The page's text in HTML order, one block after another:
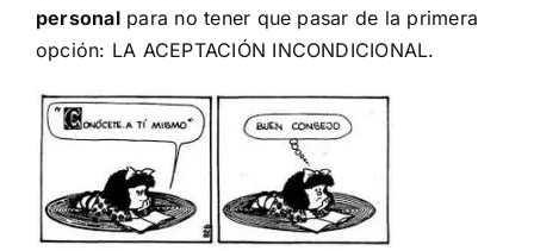
personalpara no tener que pasar de la primera
opción: LA ACEPTACIÓN INCONDICIONAL.